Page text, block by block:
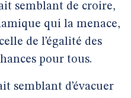
semblant de croire,
qui la menace,
de l’égalité des
pour tous.
semblant d’évacuer